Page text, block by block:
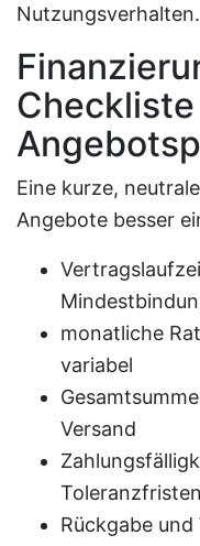
Nutzungsverhalten.
Eine kurze,
Angebote besser
monatliche
variabel
Versand
Toleranzfristen
Rückgabe